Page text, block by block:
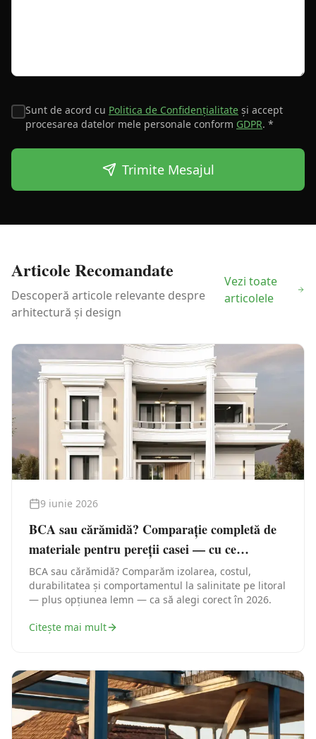
Sunt de acord cu Politica de Confidențialitate și accept
procesarea datelor mele personale conform GDPR. *
Trimite Mesajul
Articole Recomandate
Descoperă articole relevante despre
arhitectură și design
Vezi toate
articolele
9 iunie 2026
BCA sau cărămidă? Comparație completă de
materiale pentru pereții casei — cu ce
construiești în Constanța
BCA sau cărămidă? Comparăm izolarea, costul,
durabilitatea și comportamentul la salinitate pe litoral
— plus opțiunea lemn — ca să alegi corect în 2026.
Citește mai mult